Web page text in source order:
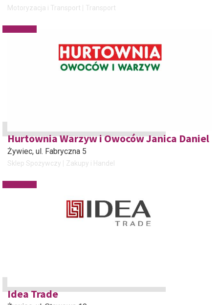
Motoryzacja i Transport
Transport
Hurtownia Warzyw i Owoców Janica Daniel
Żywiec, ul. Fabryczna 5
Sklep Spożywczy Zakupy i Handel
Idea Trade